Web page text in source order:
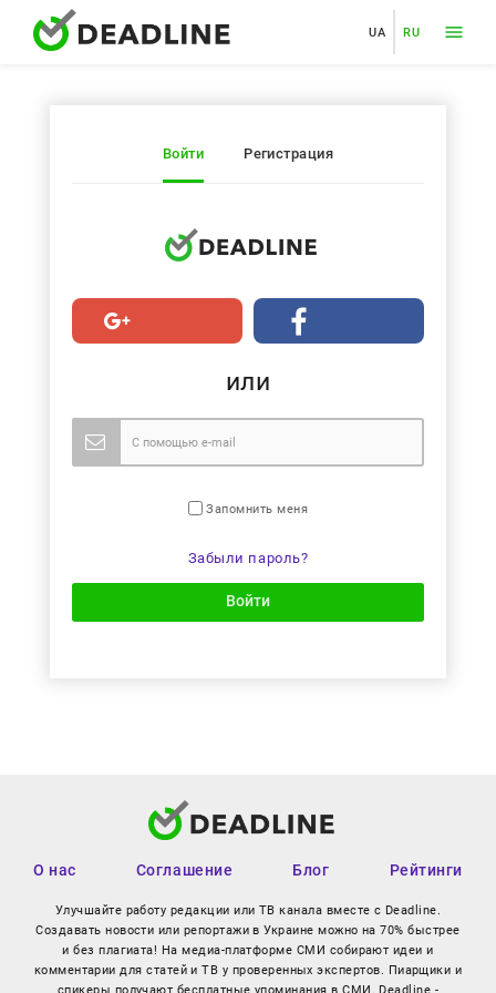
UA RU
Войти Регистрация
или
Запомнить меня
Забыли пароль?
Войти
О нас Соглашение Блог Рейтинги
Улучшайте работу редакции или ТВ канала вместе с Deadline.
Создавать новости или репортажи в Украине можно на 70% быстрее
и без плагиата! На медиа-платформе СМИ собирают идеи и
комментарии для статей и ТВ у проверенных экспертов. Пиарщики и